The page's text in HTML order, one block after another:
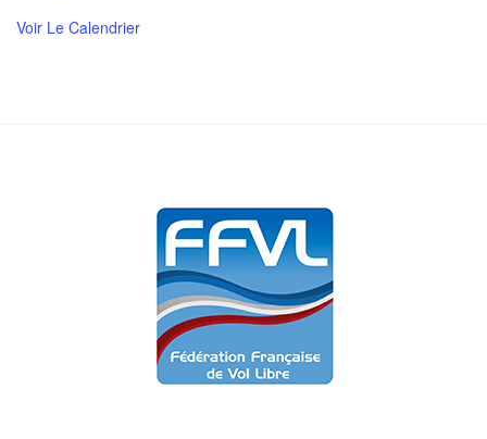
Voir Le Calendrier